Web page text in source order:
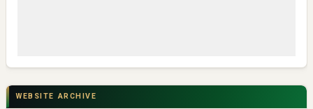
Hasil Panen
WEBSITE ARCHIVE